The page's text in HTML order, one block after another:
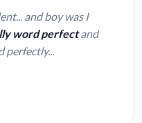
and boy was I
word perfectand
perfectly...